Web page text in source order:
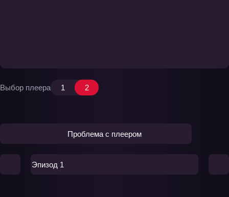
Выбор плеера 1 2
Проблема с плеером
Эпизод 1